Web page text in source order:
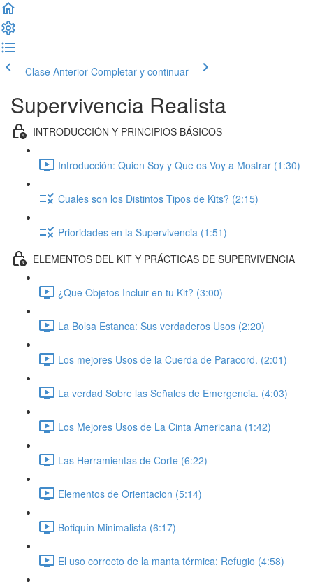
Clase Anterior Completar y continuar
Supervivencia Realista
INTRODUCCIÓN Y PRINCIPIOS BÁSICOS
Introducción: Quien Soy y Que os Voy a Mostrar (1:30)
Cuales son los Distintos Tipos de Kits? (2:15)
Prioridades en la Supervivencia (1:51)
ELEMENTOS DEL KIT Y PRÁCTICAS DE SUPERVIVENCIA
¿Que Objetos Incluir en tu Kit? (3:00)
La Bolsa Estanca: Sus verdaderos Usos (2:20)
Los mejores Usos de la Cuerda de Paracord. (2:01)
La verdad Sobre las Señales de Emergencia. (4:03)
Los Mejores Usos de La Cinta Americana (1:42)
Las Herramientas de Corte (6:22)
Elementos de Orientacion (5:14)
Botiquín Minimalista (6:17)
El uso correcto de la manta térmica: Refugio (4:58)